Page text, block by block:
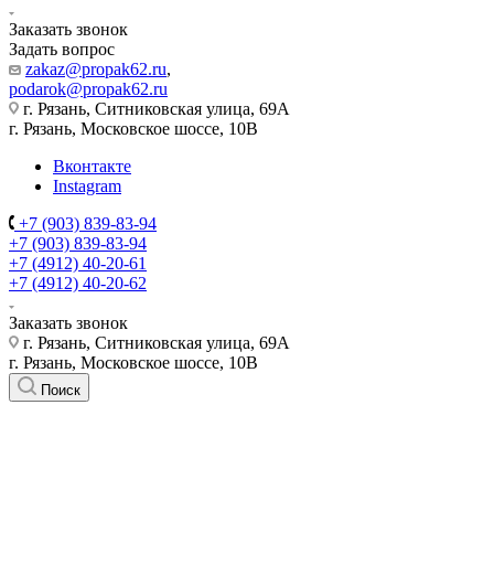
Заказать звонок
Задать вопрос
zakaz@propak62.ru,
podarok@propak62.ru
г. Рязань, Ситниковская улица, 69А
г. Рязань, Московское шоссе, 10В
Вконтакте
Instagram
+7 (903) 839-83-94
+7 (903) 839-83-94
+7 (4912) 40-20-61
+7 (4912) 40-20-62
Заказать звонок
г. Рязань, Ситниковская улица, 69А
г. Рязань, Московское шоссе, 10В
Поиск